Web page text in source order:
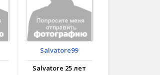
Salvatore99
Salvatore 25 лет